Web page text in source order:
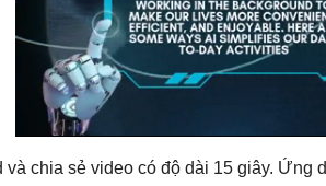
và chia sẻ video có độ dài 15 giây. Ứng